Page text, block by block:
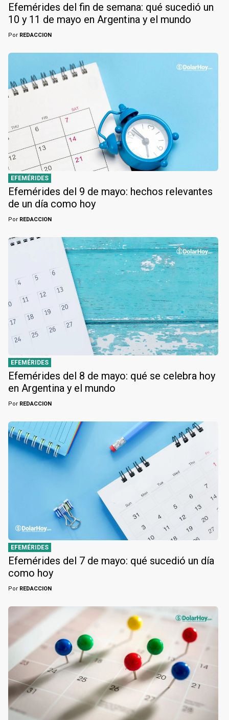
Efemérides del fin de semana: qué sucedió un
10 y 11 de mayo en Argentina y el mundo
Por REDACCION
EFEMÉRIDES
Efemérides del 9 de mayo: hechos relevantes
de un día como hoy
Por REDACCION
EFEMÉRIDES
Efemérides del 8 de mayo: qué se celebra hoy
en Argentina y el mundo
Por REDACCION
EFEMÉRIDES
Efemérides del 7 de mayo: qué sucedió un día
como hoy
Por REDACCION